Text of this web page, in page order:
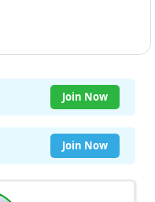
Join Now
Join Now